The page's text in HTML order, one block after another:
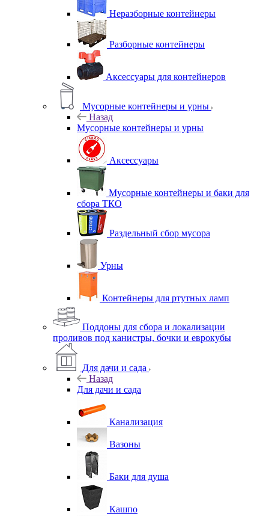
Неразборные контейнеры
Разборные контейнеры
Аксессуары для контейнеров
Мусорные контейнеры и урны
Назад
Мусорные контейнеры и урны
Аксессуары
Мусорные контейнеры и баки для
сбора ТКО
Раздельный сбор мусора
Урны
Контейнеры для ртутных ламп
Поддоны для сбора и локализации
проливов под канистры, бочки и еврокубы
Для дачи и сада
Назад
Для дачи и сада
Канализация
Вазоны
Баки для душа
Кашпо